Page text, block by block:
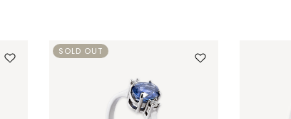
SOLD OUT